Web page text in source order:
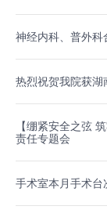
神经内科、普外科
热烈祝贺我院获湖
【绷紧安全之弦
责任专题会
手术室本月手术台